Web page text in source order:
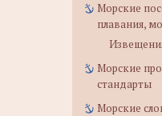
Морские
плавания,
Морские
стандарты
Морские